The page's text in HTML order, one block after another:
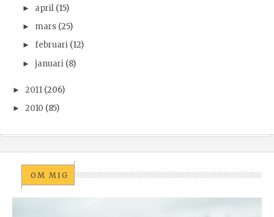
► april (15)
► mars (25)
► februari (12)
► januari (8)
► 2011 (206)
► 2010 (85)
OM MIG